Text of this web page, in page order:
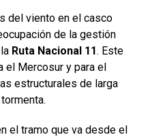
del viento en el casco
de la gestión
Ruta Nacional 11. Este
el Mercosur y para el
estructurales de larga
el tramo que va desde el